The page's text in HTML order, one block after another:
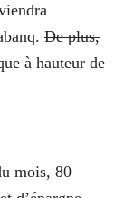
De plus,
à hauteur de
mois, 80